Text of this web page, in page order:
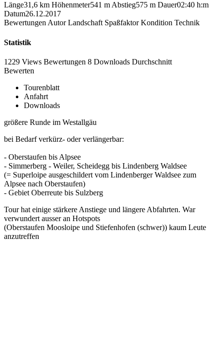
Länge31,6 km Höhenmeter541 m Abstieg575 m Dauer02:40 h:m
Datum26.12.2017
Bewertungen Autor Landschaft Spaßfaktor Kondition Technik
Statistik
1229 Views Bewertungen 8 Downloads Durchschnitt
Bewerten
Tourenblatt
Anfahrt
Downloads
größere Runde im Westallgäu
bei Bedarf verkürz- oder verlängerbar:
- Oberstaufen bis Alpsee
- Simmerberg - Weiler, Scheidegg bis Lindenberg Waldsee
(= Superloipe ausgeschildert vom Lindenberger Waldsee zum
Alpsee nach Oberstaufen)
- Gebiet Oberreute bis Sulzberg
Tour hat einige stärkere Anstiege und längere Abfahrten. War
verwundert ausser an Hotspots
(Oberstaufen Moosloipe und Stiefenhofen (schwer)) kaum Leute
anzutreffen